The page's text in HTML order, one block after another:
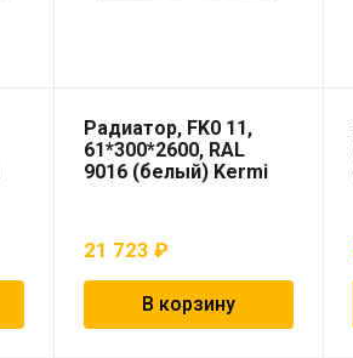
Радиатор, FK0 11,
61*300*2600, RAL
9016 (белый) Kermi
21 723 ₽
В корзину